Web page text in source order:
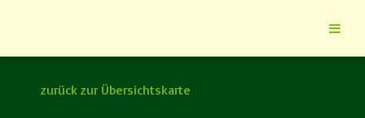
zurück zur Übersichtskarte